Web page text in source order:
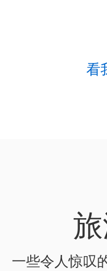
看
一些令人惊叹